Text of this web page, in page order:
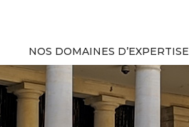
NOS DOMAINES D’EXPERTISE